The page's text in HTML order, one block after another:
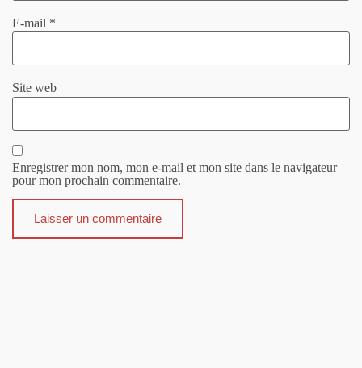
E-mail *
Site web
Enregistrer mon nom, mon e-mail et mon site dans le navigateur
pour mon prochain commentaire.